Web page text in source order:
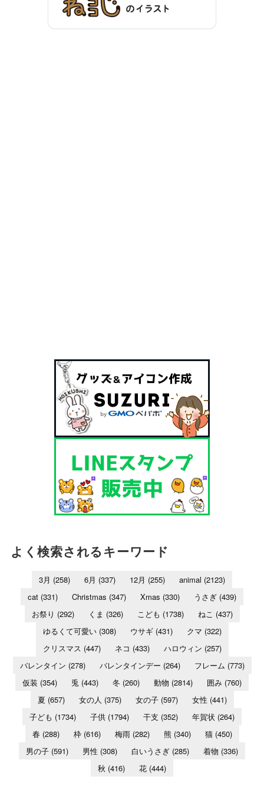
よく検索されるキーワード
3月 (258) 6月 (337) 12月 (255) animal (2123)
cat (331) Christmas (347) Xmas (330) うさぎ (439)
お祭り (292) くま (326) こども (1738) ねこ (437)
ゆるくて可愛い(308) ウサギ(431) クマ (322)
クリスマス (447) ネコ (433) ハロウィン (257)
バレンタイン (278) バレンタインデー (264) フレーム (773)
仮装 (354) 兎 (443) 冬 (260) 動物 (2814) 囲み (760)
夏 (657) 女の人 (375) 女の子(597) 女性 (441)
子ども (1734) 子供 (1794) 干支 (352) 年賀状 (264)
春(288) 枠(616) 梅雨(282) 熊 (340) 猫(450)
男の子 (591) 男性 (308) 白いうさぎ (285) 着物 (336)
秋 (416) 花 (444)